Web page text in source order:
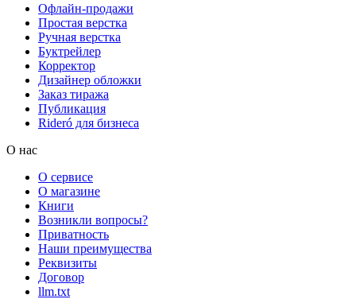
Офлайн-продажи
Простая верстка
Ручная верстка
Буктрейлер
Корректор
Дизайнер обложки
Заказ тиража
Публикация
Rideró для бизнеса
О нас
О сервисе
О магазине
Книги
Возникли вопросы?
Приватность
Наши преимущества
Реквизиты
Договор
llm.txt